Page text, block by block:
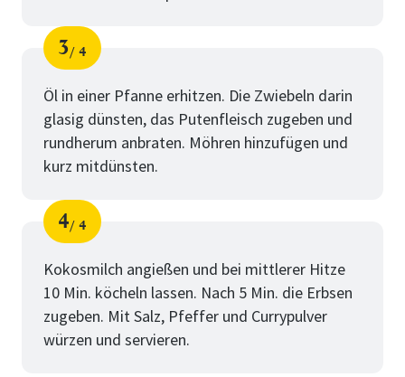
Schritt
3
von
4
Öl in einer Pfanne erhitzen. Die Zwiebeln darin
glasig dünsten, das Putenfleisch zugeben und
rundherum anbraten. Möhren hinzufügen und
kurz mitdünsten.
Schritt
4
von
4
Kokosmilch angießen und bei mittlerer Hitze
10 Min. köcheln lassen. Nach 5 Min. die Erbsen
zugeben. Mit Salz, Pfeffer und Currypulver
würzen und servieren.